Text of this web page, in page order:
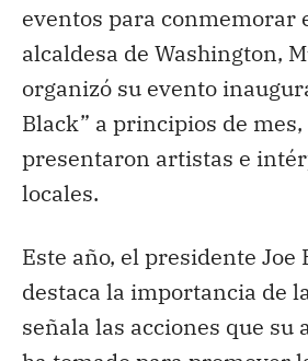
eventos para conmemorar
alcaldesa de Washington,
organizó su evento
Black” a principios de mes,
presentaron artistas e
locales.
Este año, el presidente Joe
destaca la importancia de
señala las acciones que